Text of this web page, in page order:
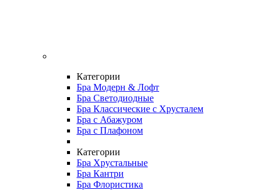
Категории
Бра Модерн & Лофт
Бра Светодиодные
Бра Классические с Хрусталем
Бра с Абажуром
Бра с Плафоном
Категории
Бра Хрустальные
Бра Кантри
Бра Флористика